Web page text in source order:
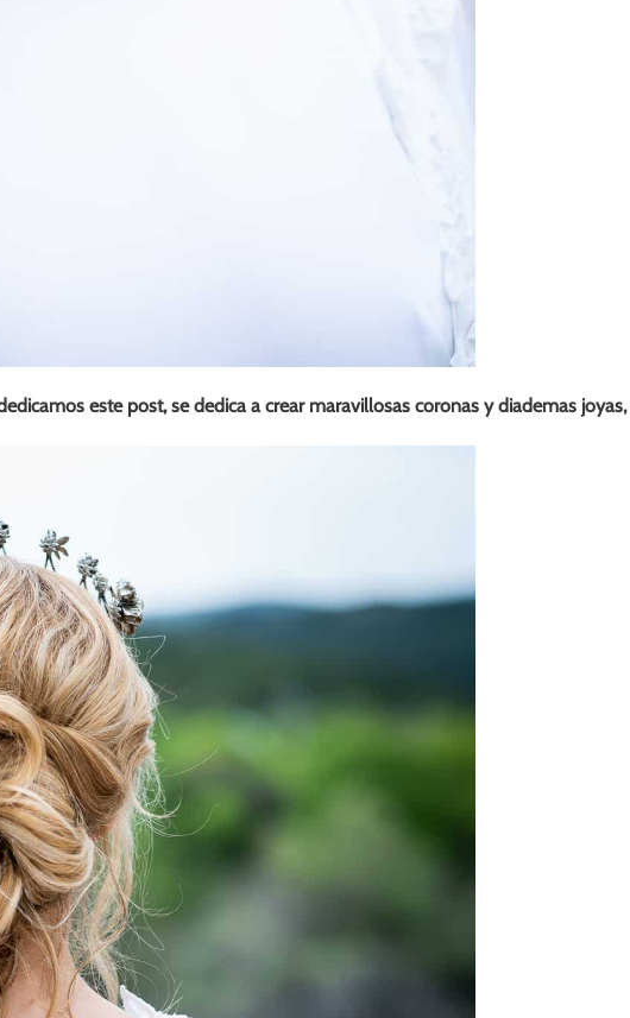
este post, se dedica a crear maravillosas coronas y diademas joyas,